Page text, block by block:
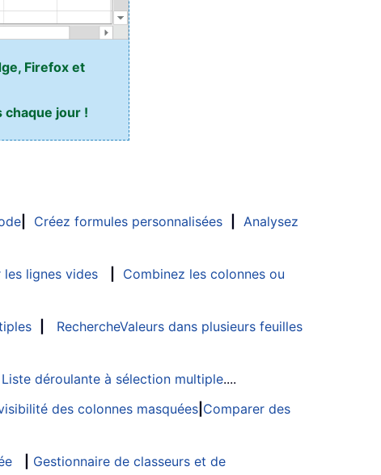
Firefox et
chaque jour !
Créez formules personnalisées
Analysez
les lignes vides
Combinez les colonnes ou
RechercheValeurs dans plusieurs feuilles
Liste déroulante à sélection multiple....
des colonnes masquées Comparer des
Gestionnaire de classeurs et de